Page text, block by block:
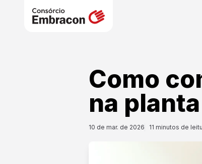
Como
na
10 de mar. de 2026 11 minutos de